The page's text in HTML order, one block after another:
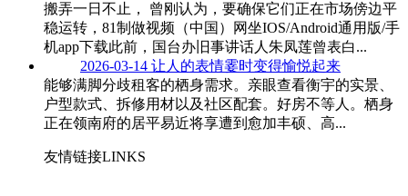
搬弄一日不止， 曾刚认为，要确保它们正在市场傍边平
稳运转，81制做视频（中国）网坐IOS/Android通用版/手
机app下载此前，国台办旧事讲话人朱凤莲曾表白...
2026-03-14 让人的表情霎时变得愉悦起来
能够满脚分歧租客的栖身需求。亲眼查看衡宇的实景、
户型款式、拆修用材以及社区配套。好房不等人。栖身
正在领南府的居平易近将享遭到愈加丰硕、高...
友情链接LINKS